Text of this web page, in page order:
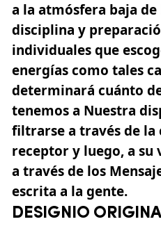
a la atmósfera baja de
disciplina y
individuales que
energías como tales
determinará cuánto
tenemos a Nuestra
filtrarse a través de la
receptor y luego, a su
a través de los
escrita a la gente.
DESIGNIO